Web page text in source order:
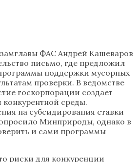
ФАС Андрей Кашеваров
письмо, где предложил
поддержки мусорных
проверки. В ведомстве
госкорпорации создает
среды.
на субсидирования ставки
Минприроды, однако в
и сами программы
риски для конкуренции